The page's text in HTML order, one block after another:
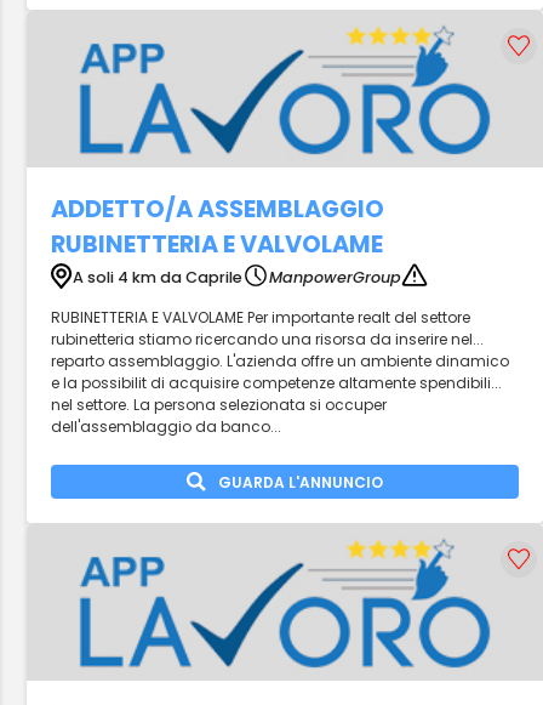
ADDETTO/A ASSEMBLAGGIO
RUBINETTERIA E VALVOLAME
A soli 4 km da Caprile
ManpowerGroup
RUBINETTERIA E VALVOLAME Per importante realt del settore
rubinetteria stiamo ricercando una risorsa da inserire nel...
reparto assemblaggio. L'azienda offre un ambiente dinamico
e la possibilit di acquisire competenze altamente spendibili...
nel settore. La persona selezionata si occuper
dell'assemblaggio da banco...
GUARDA L'ANNUNCIO